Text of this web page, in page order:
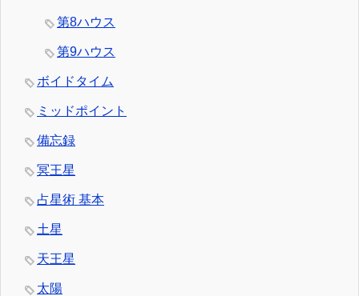
第8ハウス
第9ハウス
ボイドタイム
ミッドポイント
備忘録
冥王星
占星術 基本
土星
天王星
太陽